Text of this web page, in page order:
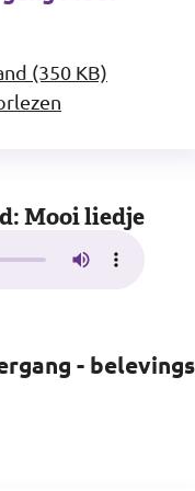
(350 KB)
Mooi liedje
-